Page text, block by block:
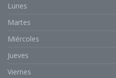
Lunes
Martes
Miércoles
Jueves
Viernes